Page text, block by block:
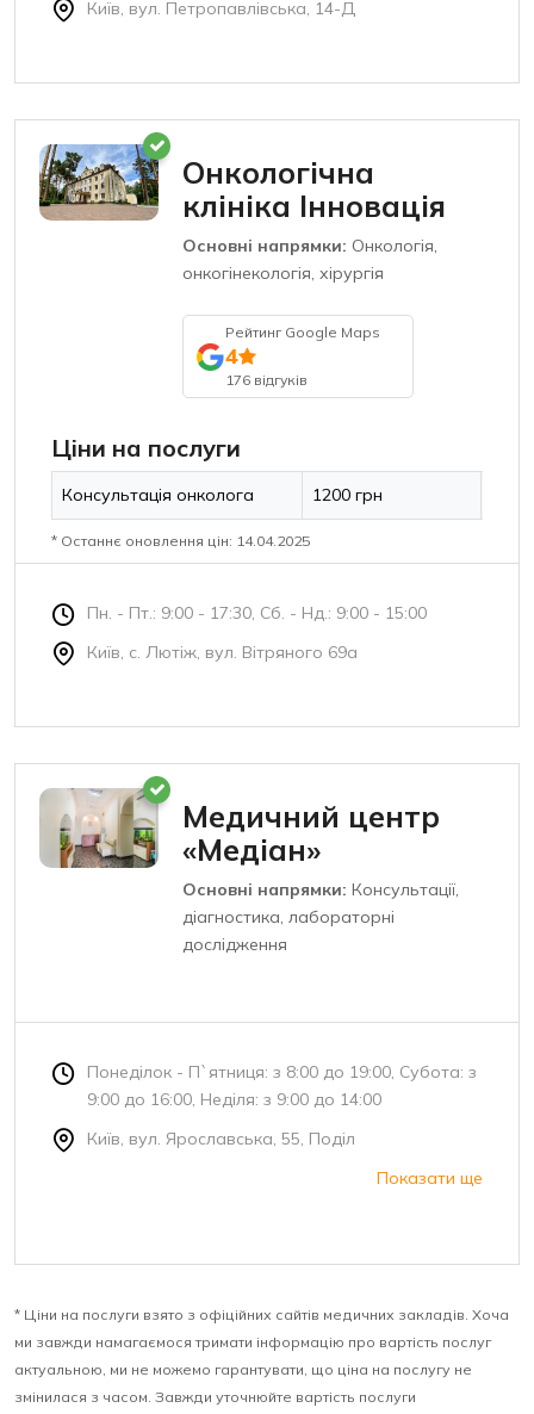
Київ, вул. Петропавлівська, 14-Д
Онкологічна
клініка Інновація
Основні напрямки: Онкологія,
онкогінекологія, хірургія
Рейтинг Google Maps
4
176 відгуків
Ціни на послуги
Консультація онколога 1200 грн
* Останнє оновлення цін: 14.04.2025
Пн. - Пт.: 9:00 - 17:30, Сб. - Нд.: 9:00 - 15:00
Київ, с. Лютіж, вул. Вітряного 69а
Медичний центр
«Медіан»
Основні напрямки: Консультації,
діагностика, лабораторні
дослідження
Понеділок - П`ятниця: з 8:00 до 19:00, Субота: з
9:00 до 16:00, Неділя: з 9:00 до 14:00
Київ, вул. Ярославська, 55, Поділ
Показати ще
* Ціни на послуги взято з офіційних сайтів медичних закладів. Хоча
ми завжди намагаємося тримати інформацію про вартість послуг
актуальною, ми не можемо гарантувати, що ціна на послугу не
змінилася з часом. Завжди уточнюйте вартість послуги